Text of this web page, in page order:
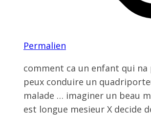
Permalien
comment ca un enfant qui na
peux conduire un
malade … imaginer un beau
est longue mesieur X decide